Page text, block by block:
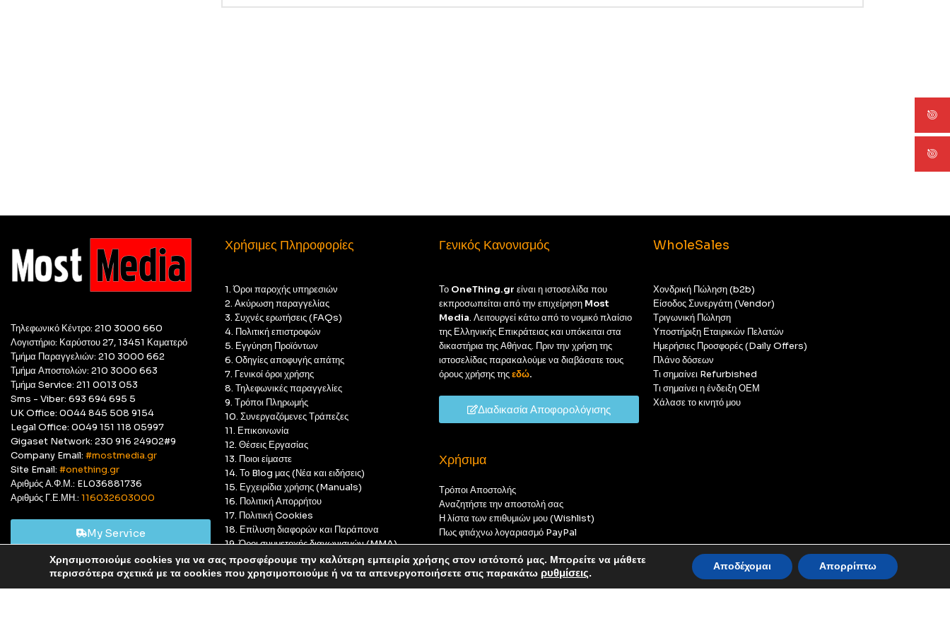
Αυτό είναι ένα δοκιμαστικό κατάστημα για δοκιμαστικούς σκοπούς — καμία παραγγελία δεν θα ολοκληρωθεί.
Τηλεφωνικό Κέντρο: 210 3000 660
Λογιστήριο: Καρύστου 27, 13451 Καματερό
Τμήμα Παραγγελιών: 210 3000 662
Τμήμα Αποστολών: 210 3000 663
Τμήμα Service: 211 0013 053
Sms - Viber: 693 694 695 5
UK Office: 0044 845 508 9154
Legal Office: 0049 151 118 05997
Gigaset Network: 230 916 24902#9
Company Email: #mostmedia.gr
Site Email: #onething.gr
Αριθμός Α.Φ.Μ.: EL036881736
Αριθμός Γ.Ε.ΜΗ.: 116032603000
My Service
Χρήσιμες Πληροφορίες
1. Όροι παροχής υπηρεσιών
2. Ακύρωση παραγγελίας
3. Συχνές ερωτήσεις (FAQs)
4. Πολιτική επιστροφών
5. Εγγύηση Προϊόντων
6. Οδηγίες αποφυγής απάτης
7. Γενικοί όροι χρήσης
8. Τηλεφωνικές παραγγελίες
9. Τρόποι Πληρωμής
10. Συνεργαζόμενες Τράπεζες
11. Επικοινωνία
12. Θέσεις Εργασίας
13. Ποιοι είμαστε
14. Το Blog μας (Νέα και ειδήσεις)
15. Εγχειρίδια χρήσης (Manuals)
16. Πολιτική Απορρήτου
17. Πολιτική Cookies
18. Επίλυση διαφορών και Παράπονα
19. Όροι συμμετοχής διαγωνισμών (MMA)
20. GDPR Compliant
Γενικός Κανονισμός
Το OneThing.gr είναι η ιστοσελίδα που
εκπροσωπείται από την επιχείρηση Most
Media. Λειτουργεί κάτω από το νομικό πλαίσιο
της Ελληνικής Επικράτειας και υπόκειται στα
δικαστήρια της Αθήνας. Πριν την χρήση της
ιστοσελίδας παρακαλούμε να διαβάσατε τους
όρους χρήσης τηςεδώ.
Διαδικασία Αποφορολόγισης
Χρήσιμα
Τρόποι Αποστολής
Αναζητήστε την αποστολή σας
Η λίστα των επιθυμιών μου (Wishlist)
Πως φτιάχνω λογαριασμό PayPal
WholeSales
Χονδρική Πώληση (b2b)
Είσοδος Συνεργάτη (Vendor)
Τριγωνική Πώληση
Υποστήριξη Εταιρικών Πελατών
Ημερήσιες Προσφορές (Daily Offers)
Πλάνο δόσεων
Τι σημαίνει Refurbished
Τι σημαίνει η ένδειξη ΟΕΜ
Χάλασε το κινητό μου
© Most Media 2011 - 2025, All rights reserved
Χρησιμοποιούμε cookies για να σας προσφέρουμε την καλύτερη εμπειρία χρήσης στον ιστότοπό μας. Μπορείτε να μάθετε
περισσότερα σχετικά με τα cookies που χρησιμοποιούμε ή να τα απενεργοποιήσετε στις παρακάτω ρυθμίσεις. Αποδέχομαι Απορρίπτω